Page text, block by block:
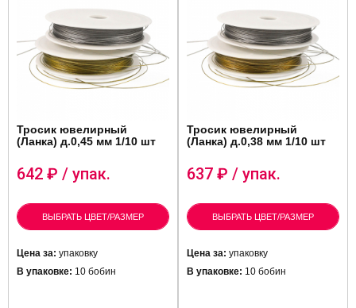
Тросик ювелирный
(Ланка) д.0,45 мм 1/10 шт
642 ₽ / упак.
ВЫБРАТЬ ЦВЕТ/РАЗМЕР
Цена за: упаковку
В упаковке: 10 бобин
Тросик ювелирный
(Ланка) д.0,38 мм 1/10 шт
637 ₽ / упак.
ВЫБРАТЬ ЦВЕТ/РАЗМЕР
Цена за: упаковку
В упаковке: 10 бобин